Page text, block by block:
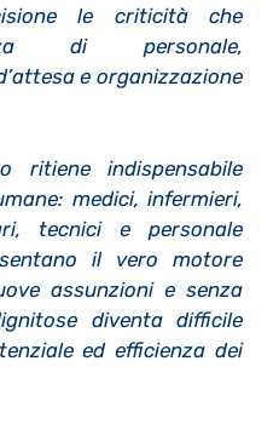
le criticità che
di personale,
e organizzazione
ritiene indispensabile
medici, infermieri,
tecnici e personale
il vero motore
assunzioni e senza
diventa difficile
ed efficienza dei